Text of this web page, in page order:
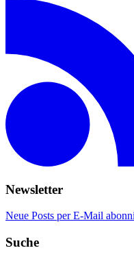
Newsletter
Neue Posts per E-Mail
Suche